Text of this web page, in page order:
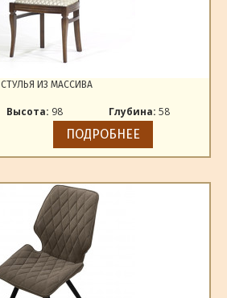
СТУЛЬЯ ИЗ МАССИВА
Высота: 98 Глубина: 58
ПОДРОБНЕЕ